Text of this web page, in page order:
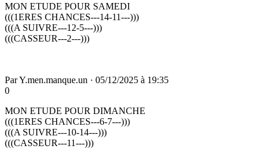
MON ETUDE POUR SAMEDI
(((1ERES CHANCES---14-11---)))
(((A SUIVRE---12-5---)))
(((CASSEUR---2---)))
ParY.men.manque.un · 05/12/2025 à 19:35
0
MON ETUDE POUR DIMANCHE
(((1ERES CHANCES---6-7---)))
(((A SUIVRE---10-14---)))
(((CASSEUR---11---)))